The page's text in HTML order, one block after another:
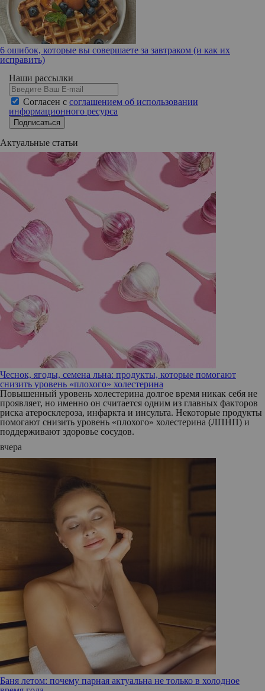
6 ошибок, которые вы совершаете за завтраком (и как их
исправить)
Наши рассылки
Согласен с соглашением об использовании
информационного ресурса
Подписаться
Актуальные статьи
Чеснок, ягоды, семена льна: продукты, которые помогают
снизить уровень «плохого» холестерина
Повышенный уровень холестерина долгое время никак себя не
проявляет, но именно он считается одним из главных факторов
риска атеросклероза, инфаркта и инсульта. Некоторые продукты
помогают снизить уровень «плохого» холестерина (ЛПНП) и
поддерживают здоровье сосудов.
вчера
Баня летом: почему парная актуальна не только в холодное